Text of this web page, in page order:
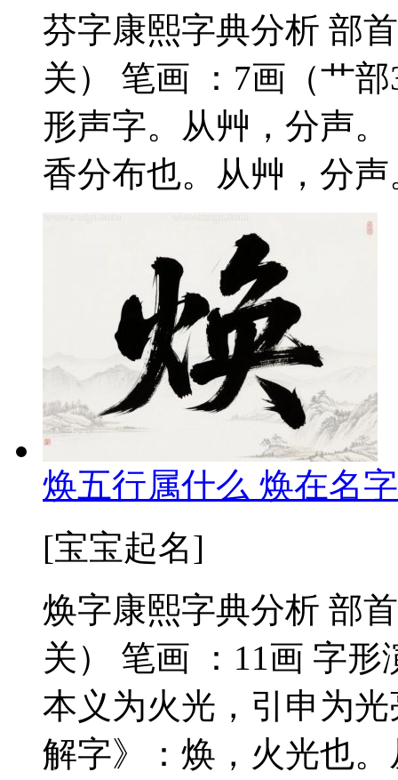
芬字康熙字典分析 部
关） 笔画 ：7画（艹
形声字。从艸，分声
香分布也。从艸，分
焕五行属什么 焕在名
[宝宝起名]
焕字康熙字典分析 部
关） 笔画 ：11画 字
本义为火光，引申为
解字》：焕，火光也